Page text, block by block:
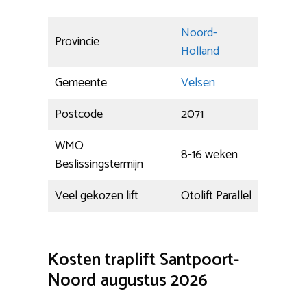
Provincie
Noord-
Holland
Gemeente
Velsen
Postcode
2071
WMO
Beslissingstermijn
8-16 weken
Veel gekozen lift
Otolift Parallel
Kosten traplift Santpoort-
Noord augustus 2026